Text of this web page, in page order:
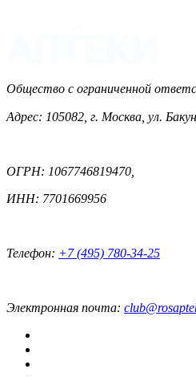
Общество с ограниченной
Адрес: 105082, г. Москва, ул.
ОГРН: 1067746819470,
ИНН: 7701669956
Телефон: +7 (495) 780-34-25
Электронная почта: